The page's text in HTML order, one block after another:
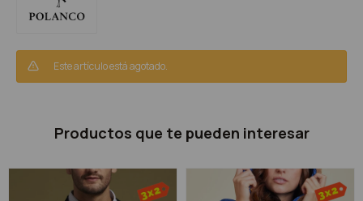
Este artículo está agotado.
Productos que te pueden interesar